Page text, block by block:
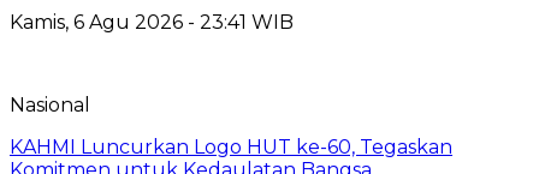
Kamis, 6 Agu 2026 - 23:41 WIB
Nasional
KAHMI Luncurkan Logo HUT ke-60, Tegaskan